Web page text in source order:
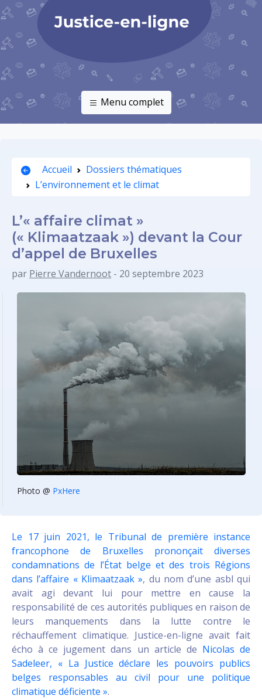
Menu complet
Accueil
Dossiers thématiques
L’environnement et le climat
L’« affaire climat »
(« Klimaatzaak ») devant la Cour
d’appel de Bruxelles
par Pierre Vandernoot - 20 septembre 2023
Photo @ PxHere
Le 17 juin 2021, le Tribunal de première instance
francophone de Bruxelles prononçait diverses
condamnations de l’État belge et des trois Régions
dans l’affaire « Klimaatzaak », du nom d’une asbl qui
avait agi devant lui pour mettre en cause la
responsabilité de ces autorités publiques en raison de
leurs manquements dans la lutte contre le
réchauffement climatique. Justice-en-ligne avait fait
écho à ce jugement dans un article de Nicolas de
Sadeleer, « La Justice déclare les pouvoirs publics
belges responsables au civil pour une politique
climatique déficiente ».